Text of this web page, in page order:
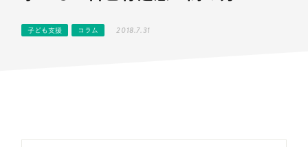
子ども支援 コラム 2018.7.31